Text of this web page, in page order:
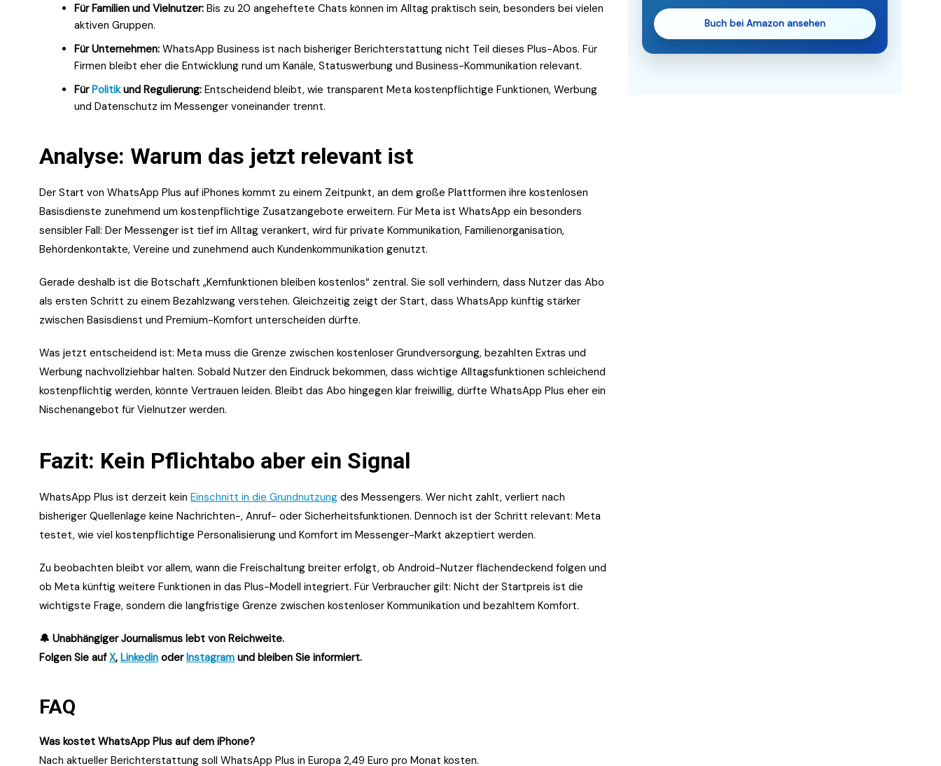
Für Familien und Vielnutzer: Bis zu 20 angeheftete Chats können im Alltag praktisch sein, besonders bei vielen
aktiven Gruppen.
Für Unternehmen: WhatsApp Business ist nach bisheriger Berichterstattung nicht Teil dieses Plus-Abos. Für
Firmen bleibt eher die Entwicklung rund um Kanäle, Statuswerbung und Business-Kommunikation relevant.
FürPolitikund Regulierung: Entscheidend bleibt, wie transparent Meta kostenpflichtige Funktionen, Werbung
und Datenschutz im Messenger voneinander trennt.
Analyse: Warum das jetzt relevant ist
Der Start von WhatsApp Plus auf iPhones kommt zu einem Zeitpunkt, an dem große Plattformen ihre kostenlosen
Basisdienste zunehmend um kostenpflichtige Zusatzangebote erweitern. Für Meta ist WhatsApp ein besonders
sensibler Fall: Der Messenger ist tief im Alltag verankert, wird für private Kommunikation, Familienorganisation,
Behördenkontakte, Vereine und zunehmend auch Kundenkommunikation genutzt.
Gerade deshalb ist die Botschaft „Kernfunktionen bleiben kostenlos“ zentral. Sie soll verhindern, dass Nutzer das Abo
als ersten Schritt zu einem Bezahlzwang verstehen. Gleichzeitig zeigt der Start, dass WhatsApp künftig stärker
zwischen Basisdienst und Premium-Komfort unterscheiden dürfte.
Was jetzt entscheidend ist: Meta muss die Grenze zwischen kostenloser Grundversorgung, bezahlten Extras und
Werbung nachvollziehbar halten. Sobald Nutzer den Eindruck bekommen, dass wichtige Alltagsfunktionen schleichend
kostenpflichtig werden, könnte Vertrauen leiden. Bleibt das Abo hingegen klar freiwillig, dürfte WhatsApp Plus eher ein
Nischenangebot für Vielnutzer werden.
Fazit: Kein Pflichtabo aber ein Signal
WhatsApp Plus ist derzeit kein Einschnitt in die Grundnutzung des Messengers. Wer nicht zahlt, verliert nach
bisheriger Quellenlage keine Nachrichten-, Anruf- oder Sicherheitsfunktionen. Dennoch ist der Schritt relevant: Meta
testet, wie viel kostenpflichtige Personalisierung und Komfort im Messenger-Markt akzeptiert werden.
Zu beobachten bleibt vor allem, wann die Freischaltung breiter erfolgt, ob Android-Nutzer flächendeckend folgen und
ob Meta künftig weitere Funktionen in das Plus-Modell integriert. Für Verbraucher gilt: Nicht der Startpreis ist die
wichtigste Frage, sondern die langfristige Grenze zwischen kostenloser Kommunikation und bezahltem Komfort.
🔔 Unabhängiger Journalismus lebt von Reichweite.
Folgen Sie aufX, Linkedin oderInstagram und bleiben Sie informiert.
FAQ
Was kostet WhatsApp Plus auf dem iPhone?
Nach aktueller Berichterstattung soll WhatsApp Plus in Europa 2,49 Euro pro Monat kosten.
Buch bei Amazon ansehen